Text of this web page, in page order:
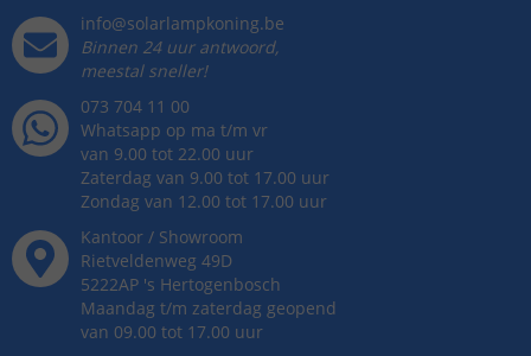
info@solarlampkoning.be
Binnen 24 uur antwoord,
meestal sneller!
073 704 11 00
Whatsapp op ma t/m vr
van 9.00 tot 22.00 uur
Zaterdag van 9.00 tot 17.00 uur
Zondag van 12.00 tot 17.00 uur
Kantoor / Showroom
Rietveldenweg 49D
5222AP 's Hertogenbosch
Maandag t/m zaterdag geopend
van 09.00 tot 17.00 uur